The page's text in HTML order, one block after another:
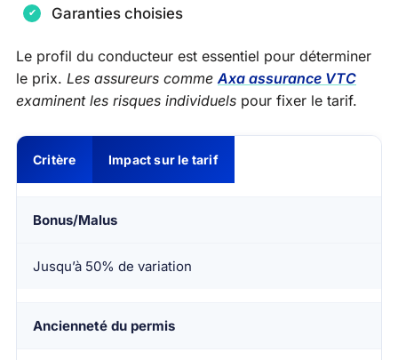
Garanties choisies
Le profil du conducteur est essentiel pour déterminer
le prix. Les assureurs comme Axa assurance VTC
examinent les risques individuels pour fixer le tarif.
Critère Impact sur le tarif
Bonus/Malus
Jusqu’à 50% de variation
Ancienneté du permis